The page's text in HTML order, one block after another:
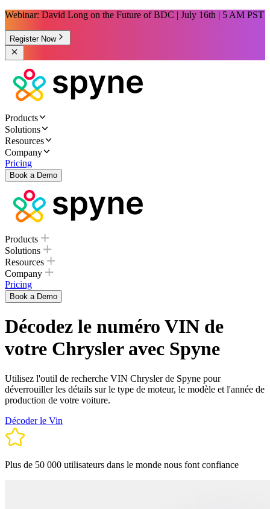
Webinar: David Long on the Future of BDC | July 16th | 5 AM PST
Register Now
Products
Solutions
Resources
Company
Pricing
Book a Demo
Products
Solutions
Resources
Company
Pricing
Book a Demo
Décodez le numéro VIN de
votre Chrysler avec Spyne
Utilisez l'outil de recherche VIN Chrysler de Spyne pour
déverrouiller les détails sur le type de moteur, le modèle et l'année de
production de votre voiture.
Décoder le Vin
Plus de 50 000 utilisateurs dans le monde nous font confiance